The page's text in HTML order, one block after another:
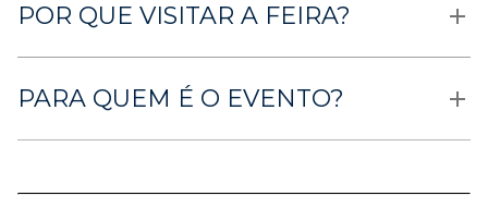
POR QUE VISITAR A FEIRA?
PARA QUEM É O EVENTO?